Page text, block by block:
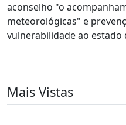
aconselho "o
meteorológicas" e
vulnerabilidade ao estado
Mais Vistas